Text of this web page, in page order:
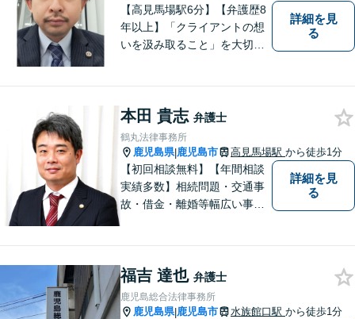
可】
【高見馬場駅6分】【弁護歴8
年以上】「クライアントの想
いを汲み取ること」を大切に
いく解決になるよう、精一杯
尽力いたします。【対応分野
多数！】
詳細を見
る
本田 貴志 弁護士
鶴丸法律事務所
鹿児島県|鹿児島市 高見馬場駅 から徒歩1分
【初回相談無料】【年間相談
実績多数】相続問題・交通事
故・借金・離婚等幅広い事件
す。困ったらすぐにご相談く
ださい。
詳細を見
る
福吉 達也 弁護士
鹿児島総合法律事務所
鹿児島県|鹿児島市 水族館口駅 から徒歩1分